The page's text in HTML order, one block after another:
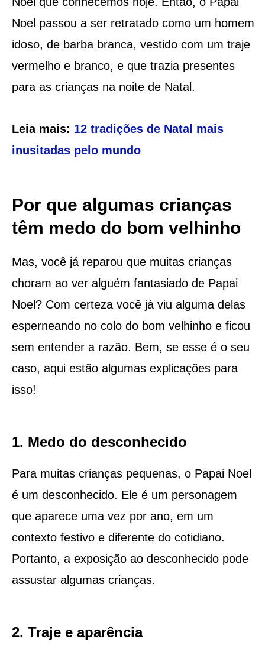
Noel passou a ser retratado como um homem
idoso, de barba branca, vestido com um traje
vermelho e branco, e que trazia presentes
para as crianças na noite de Natal.
Leia mais: 12 tradições de Natal mais
inusitadas pelo mundo
Por que algumas crianças
têm medo do bom velhinho
Mas, você já reparou que muitas crianças
choram ao ver alguém fantasiado de Papai
Noel? Com certeza você já viu alguma delas
esperneando no colo do bom velhinho e ficou
sem entender a razão. Bem, se esse é o seu
caso, aqui estão algumas explicações para
isso!
1. Medo do desconhecido
Para muitas crianças pequenas, o Papai Noel
é um desconhecido. Ele é um personagem
que aparece uma vez por ano, em um
contexto festivo e diferente do cotidiano.
Portanto, a exposição ao desconhecido pode
assustar algumas crianças.
2. Traje e aparência